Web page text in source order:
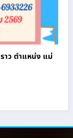
าว ตําแหน่ง แม่